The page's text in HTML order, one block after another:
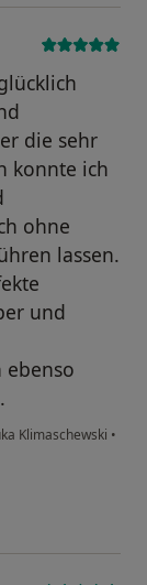
die sehr
konnte ich
ohne
lassen.
und
ebenso
Klimaschewski •